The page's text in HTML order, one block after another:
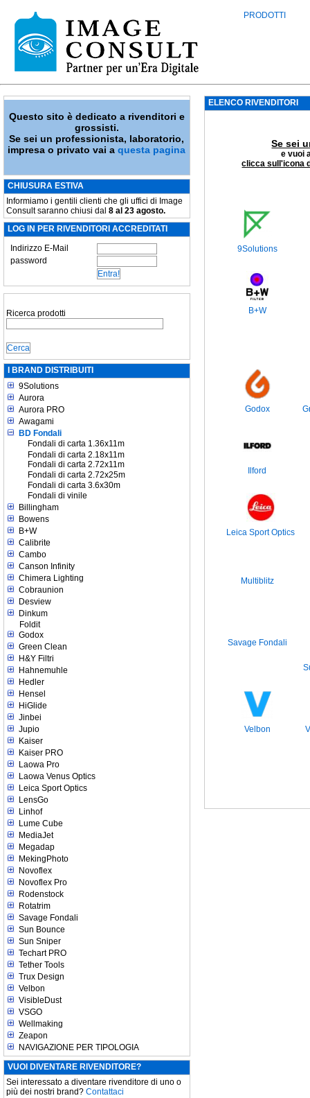
PRODOTTI
Questo sito è dedicato a rivenditori e
grossisti.
Se sei un professionista, laboratorio,
impresa o privato vai aquesta pagina
CHIUSURA ESTIVA
Informiamo i gentili clienti che gli uffici di Image
Consult saranno chiusi dal 8 al 23 agosto.
LOG IN PER RIVENDITORI ACCREDITATI
Indirizzo E-Mail
password
Ricerca prodotti
I BRAND DISTRIBUITI
9Solutions
Aurora
Aurora PRO
Awagami
BD Fondali
Fondali di carta 1.36x11m
Fondali di carta 2.18x11m
Fondali di carta 2.72x11m
Fondali di carta 2.72x25m
Fondali di carta 3.6x30m
Fondali di vinile
Billingham
Bowens
B+W
Calibrite
Cambo
Canson Infinity
Chimera Lighting
Cobraunion
Desview
Dinkum
Foldit
Godox
Green Clean
H&Y Filtri
Hahnemuhle
Hedler
Hensel
HiGlide
Jinbei
Jupio
Kaiser
Kaiser PRO
Laowa Pro
Laowa Venus Optics
Leica Sport Optics
LensGo
Linhof
Lume Cube
MediaJet
Megadap
MekingPhoto
Novoflex
Novoflex Pro
Rodenstock
Rotatrim
Savage Fondali
Sun Bounce
Sun Sniper
Techart PRO
Tether Tools
Trux Design
Velbon
VisibleDust
VSGO
Wellmaking
Zeapon
NAVIGAZIONE PER TIPOLOGIA
VUOI DIVENTARE RIVENDITORE?
Sei interessato a diventare rivenditore di uno o
più dei nostri brand? Contattaci
ELENCO RIVENDITORI
Se sei
e vuoi
clicca sull'icona
9Solutions
B+W
Godox
Ilford
Leica Sport Optics
Multiblitz
Savage Fondali
Velbon